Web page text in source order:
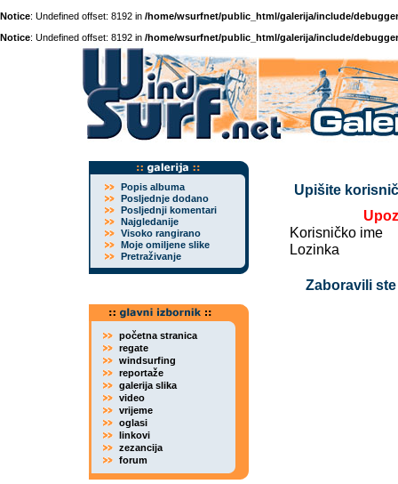
Notice: Undefined offset: 8192 in /home/wsurfnet/public_html/galerija/include/
Notice: Undefined offset: 8192 in /home/wsurfnet/public_html/galerija/include/
Popis albuma
Posljednje dodano
Posljednji komentari
Najgledanije
Visoko rangirano
Moje omiljene slike
Pretraživanje
početna stranica
regate
windsurfing
reportaže
galerija slika
video
vrijeme
oglasi
linkovi
zezancija
forum
Upišite
Korisničko ime
Lozinka
Zaboravili